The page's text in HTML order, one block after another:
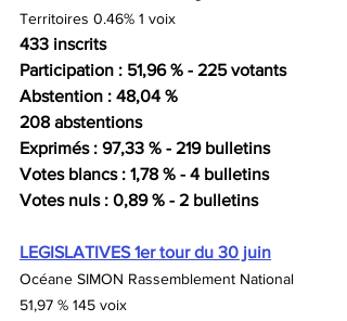
Territoires 0.46% 1 voix
433 inscrits
Participation : 51,96 % - 225 votants
Abstention : 48,04 %
208 abstentions
Exprimés : 97,33 % - 219 bulletins
Votes blancs : 1,78 % - 4 bulletins
Votes nuls : 0,89 % - 2 bulletins
LEGISLATIVES 1er tour du 30 juin
Océane SIMON Rassemblement National
51,97 % 145 voix